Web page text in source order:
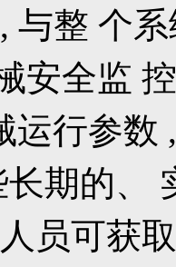
与整 个
安全监
运行参
期的、
员可获